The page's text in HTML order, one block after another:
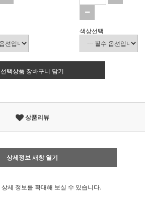
색상선택
선택상품 장바구니 담기
상품리뷰
상세정보 새창 열기
상세 정보를 확대해 보실 수 있습니다.